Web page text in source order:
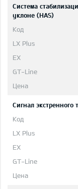
Система
уклоне (HAS)
Сигнал экстренного